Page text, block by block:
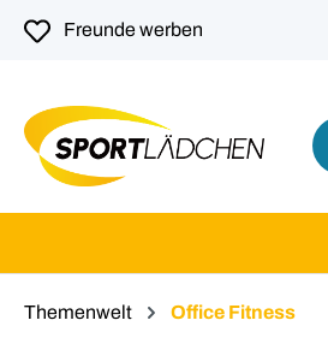
Zur Hauptnavigation
Freunde werben
Themenwelt Office Fitness